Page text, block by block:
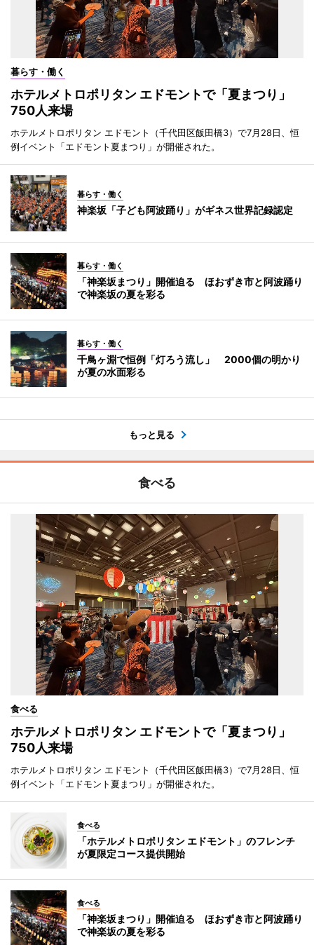
暮らす・働く
ホテルメトロポリタン エドモントで「夏まつり」
750人来場
ホテルメトロポリタン エドモント（千代田区飯田橋3）で7月28日、恒
例イベント「エドモント夏まつり」が開催された。
暮らす・働く
神楽坂「子ども阿波踊り」がギネス世界記録認定
暮らす・働く
「神楽坂まつり」開催迫る ほおずき市と阿波踊り
で神楽坂の夏を彩る
暮らす・働く
千鳥ヶ淵で恒例「灯ろう流し」 2000個の明かり
が夏の水面彩る
もっと見る
食べる
食べる
ホテルメトロポリタン エドモントで「夏まつり」
750人来場
ホテルメトロポリタン エドモント（千代田区飯田橋3）で7月28日、恒
例イベント「エドモント夏まつり」が開催された。
食べる
「ホテルメトロポリタン エドモント」のフレンチ
が夏限定コース提供開始
食べる
「神楽坂まつり」開催迫る ほおずき市と阿波踊り
で神楽坂の夏を彩る